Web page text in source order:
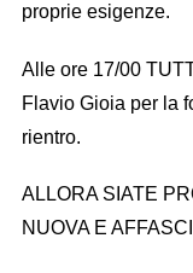
proprie esigenze.
Alle ore 17/00
Flavio Gioia per la
rientro.
ALLORA SIATE
NUOVA E